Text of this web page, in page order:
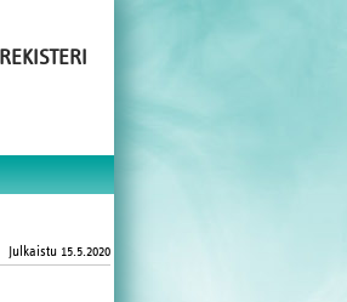
Julkaistu 15.5.2020